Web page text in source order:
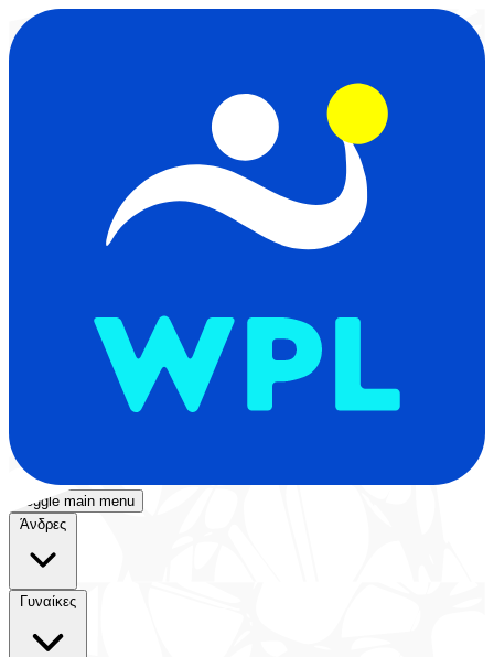
Toggle main menu
Άνδρες
Γυναίκες